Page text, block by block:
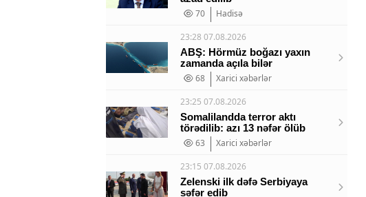
70
Hadisə
23:28 07.08.2026
ABŞ: Hörmüz boğazı yaxın
zamanda açıla bilər
68
Xarici xəbərlər
23:25 07.08.2026
Somalilandda terror aktı
törədilib: azı 13 nəfər ölüb
63
Xarici xəbərlər
23:15 07.08.2026
Zelenski ilk dəfə Serbiyaya
səfər edib